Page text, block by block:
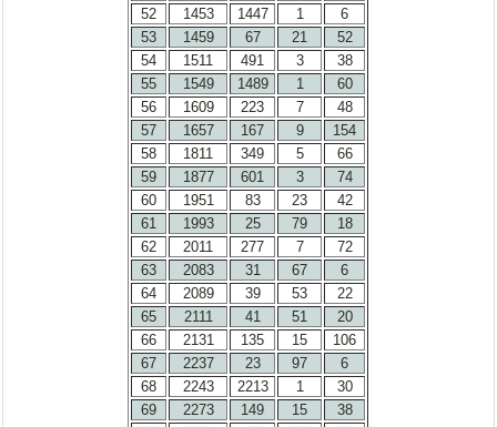
52
1453 1447 1
6
53
1459 67 21
52
54
1511 491 3
38
55
1549 1489 1
60
56
1609 223 7
48
57
1657 167 9
154
58
1811 349 5
66
59
1877 601 3
74
60
1951 83 23
42
61
1993 25 79
18
62
2011 277 7
72
63
2083 31 67
6
64
2089 39 53
22
65
2111 41 51
20
66
2131 135 15
106
67
2237 23 97
6
68
2243 2213 1
30
69
2273 149 15
38